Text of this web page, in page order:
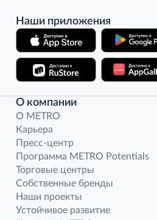
Наши приложения
О компании
O METRO
Карьера
Пресс-центр
Программа METRO Potentials
Торговые центры
Собственные бренды
Наши проекты
Устойчивое развитие